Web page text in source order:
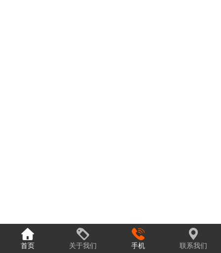
首页 关于我们 手机 联系我们